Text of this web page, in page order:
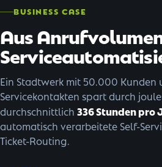
BUSINESS CASE
Aus
Ein Stadtwerk mit 50.000
Servicekontakten spart durch
durchschnittlich 336 Stunden pro
automatisch verarbeitete Self-
Ticket-Routing.